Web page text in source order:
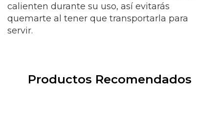
calienten durante su uso, así evitarás
quemarte al tener que transportarla para
servir.
Productos Recomendados